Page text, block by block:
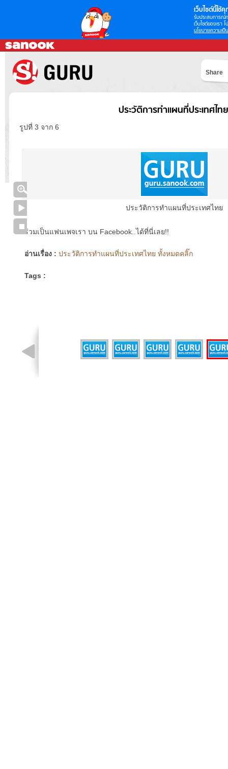
เว็บไซต์นี้ใช้คุ
รับประสบการณ์
เว็บไซต์ของเรา
นโยบายความเป็
Share
ประวัติการทำแผนที่ประเทศไทย
รูปที่ 3 จาก 6
ประวัติการทำแผนที่ประเทศไทย
ร่วมเป็นแฟนเพจเรา บน Facebook..ได้ที่นี่เลย!!
อ่านเรื่อง : ประวัติการทำแผนที่ประเทศไทย ทั้งหมดคลิ๊ก
Tags :